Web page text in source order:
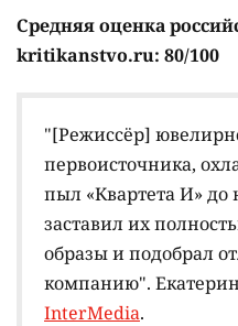
Средняя оценка
kritikanstvo.ru: 80/100
"[Режиссёр]
первоисточника,
пыл «Квартета И» до
заставил их
образы и подобрал
компанию".
InterMedia.